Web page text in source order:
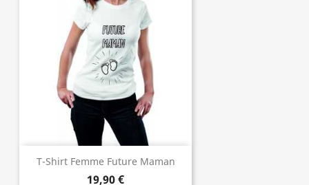
T-Shirt Femme Future Maman
19,90 €